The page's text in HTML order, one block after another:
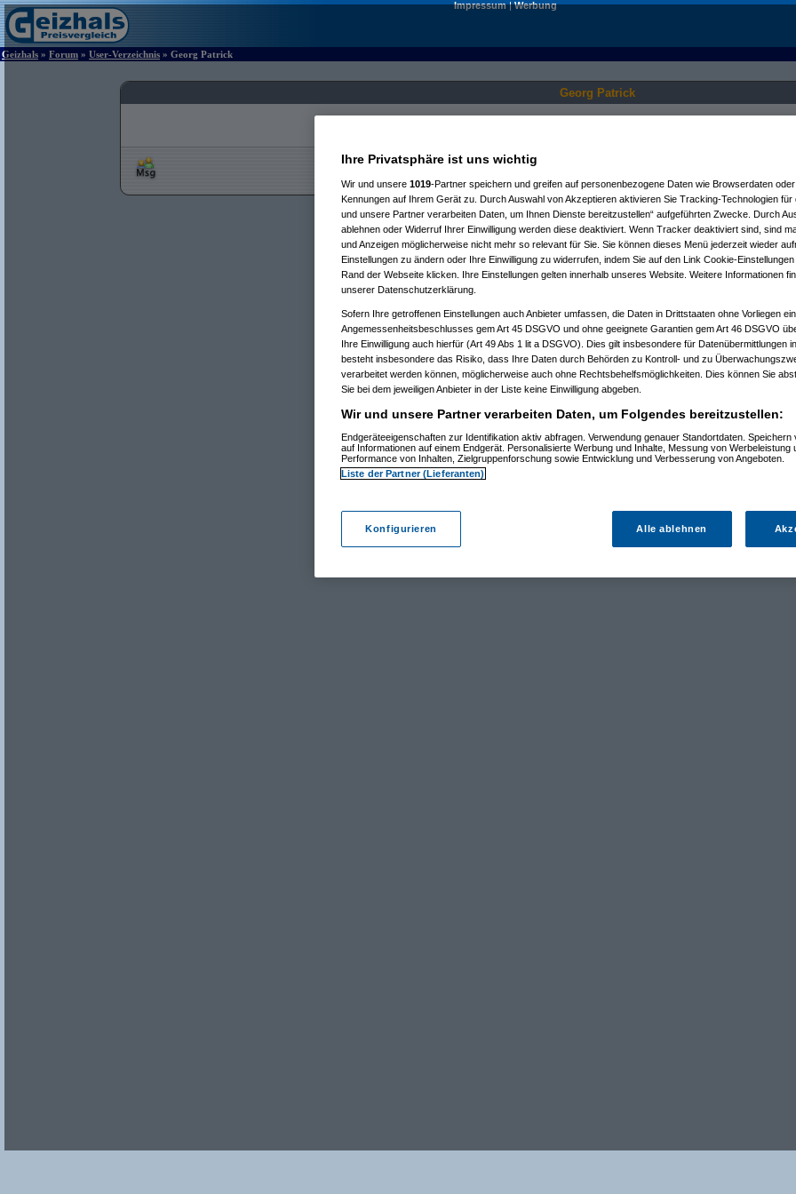
Impressum|Werbung
Geizhals » Forum » User-Verzeichnis » Georg Patrick
Georg Patrick
Ihre Privatsphäre ist uns wichtig
Wir und unsere 1019-Partner speichern und greifen auf personenbezogene Daten wie Browserdaten
Kennungen auf Ihrem Gerät zu. Durch Auswahl von Akzeptieren aktivieren Sie Tracking-Technologien für
und unsere Partner verarbeiten Daten, um Ihnen Dienste bereitzustellen“ aufgeführten Zwecke. Durch
ablehnen oder Widerruf Ihrer Einwilligung werden diese deaktiviert. Wenn Tracker deaktiviert sind, sind
und Anzeigen möglicherweise nicht mehr so relevant für Sie. Sie können dieses Menü jederzeit wieder
Einstellungen zu ändern oder Ihre Einwilligung zu widerrufen, indem Sie auf den Link Cookie-
Rand der Webseite klicken. Ihre Einstellungen gelten innerhalb unseres Website. Weitere Informationen
unserer Datenschutzerklärung.
Sofern Ihre getroffenen Einstellungen auch Anbieter umfassen, die Daten in Drittstaaten ohne Vorliegen
Angemessenheitsbeschlusses gem Art 45 DSGVO und ohne geeignete Garantien gem Art 46 DSGVO
Ihre Einwilligung auch hierfür (Art 49 Abs 1 lit a DSGVO). Dies gilt insbesondere für Datenübermittlungen
besteht insbesondere das Risiko, dass Ihre Daten durch Behörden zu Kontroll- und zu
verarbeitet werden können, möglicherweise auch ohne Rechtsbehelfsmöglichkeiten. Dies können Sie
Sie bei dem jeweiligen Anbieter in der Liste keine Einwilligung abgeben.
Wir und unsere Partner verarbeiten Daten, um Folgendes bereitzustellen:
Endgeräteeigenschaften zur Identifikation aktiv abfragen. Verwendung genauer Standortdaten. Speichern
auf Informationen auf einem Endgerät. Personalisierte Werbung und Inhalte, Messung von Werbeleistung
Performance von Inhalten, Zielgruppenforschung sowie Entwicklung und Verbesserung von Angeboten.
Liste der Partner (Lieferanten)
Konfigurieren Alle ablehnen